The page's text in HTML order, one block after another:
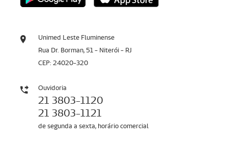
Unimed Leste Fluminense
Rua Dr. Borman, 51 - Niterói - RJ
CEP: 24020-320
Ouvidoria
21 3803-1120
21 3803-1121
de segunda a sexta, horário comercial